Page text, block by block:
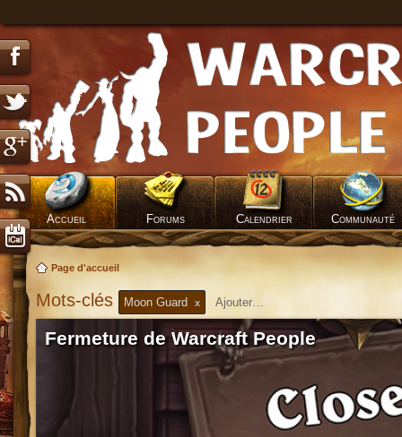
Accueil Forums Calendrier Communauté
Page d'accueil
Mots-clés Moon Guard x
Fermeture de Warcraft People